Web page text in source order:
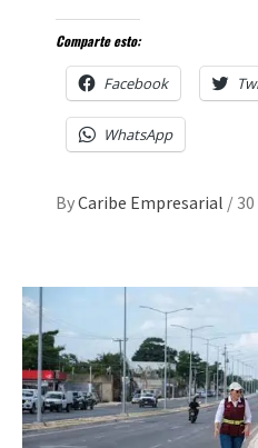
Comparte esto:
Facebook
WhatsApp
ByCaribe Empresarial /